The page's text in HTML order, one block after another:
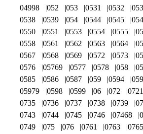
04998
052 053 0531 0532
0538
0539 054 0544 0545
0550
0551 0553 0554 0555
0558
0561 0562 0563 0564
0567
0568 0569 0572 0573
0576
05769 0577 0578 058
0585
0586 0587 059 0594
05979
0598 0599 06 072 0721
0735
0736 0737 0738 0739
0743
0744 0745 0746 07468
0749
075 076 0761 0763 0765